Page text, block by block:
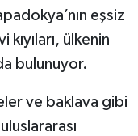
eşsiz
ülkenin
bulunuyor.
ve baklava gibi